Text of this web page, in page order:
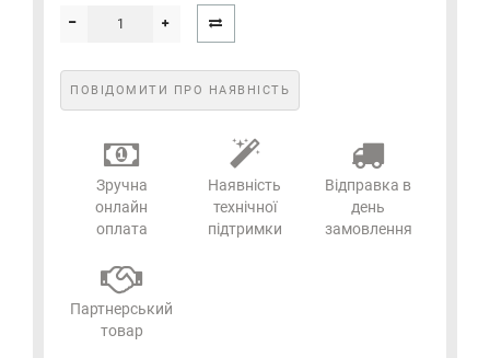
ПОВІДОМИТИ ПРО НАЯВНІСТЬ
Зручна
онлайн
оплата
Наявність
технічної
підтримки
Відправка в
день
замовлення
Партнерський
товар